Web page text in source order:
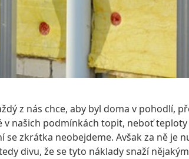
z nás chce, aby byl doma v pohodlí,
v našich podmínkách topit, neboť
se zkrátka neobejdeme. Avšak za ně je
divu, že se tyto náklady snaží